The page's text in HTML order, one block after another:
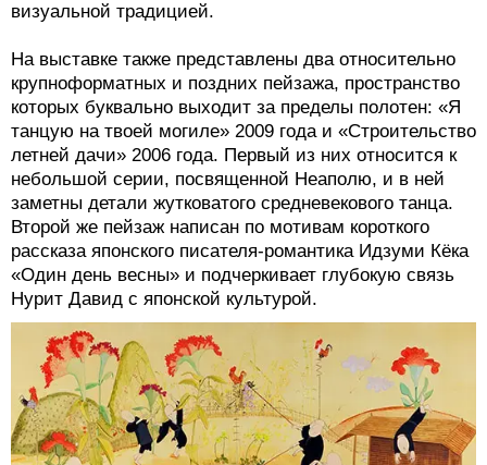
визуальной традицией.
На выставке также представлены два относительно
крупноформатных и поздних пейзажа, пространство
которых буквально выходит за пределы полотен: «Я
танцую на твоей могиле» 2009 года и «Строительство
летней дачи» 2006 года. Первый из них относится к
небольшой серии, посвященной Неаполю, и в ней
заметны детали жутковатого средневекового танца.
Второй же пейзаж написан по мотивам короткого
рассказа японского писателя-романтика Идзуми Кёка
«Один день весны» и подчеркивает глубокую связь
Нурит Давид с японской культурой.